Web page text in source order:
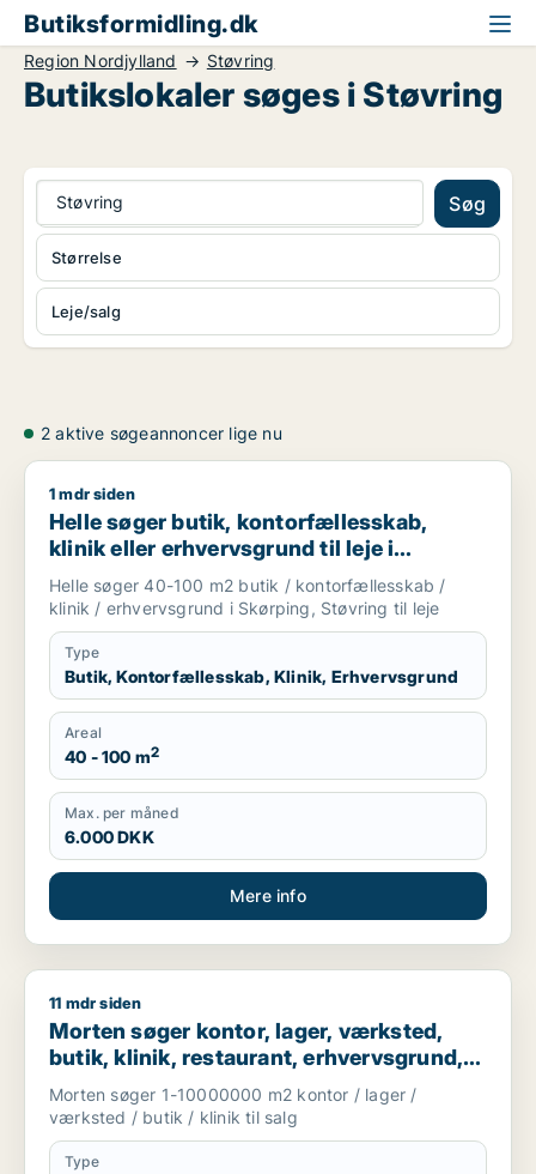
Butiksformidling.dk
Region Nordjylland Støvring
Butikslokaler søges i Støvring
Støvring Søg
Leje/salg
Størrelse
2 aktive søgeannoncer lige nu
Helle søger butik, kontorfællesskab, klinik eller
1 mdr siden
Helle søger butik, kontorfællesskab,
klinik eller erhvervsgrund til leje i
Skørping eller Støvring
Helle søger 40-100 m2 butik / kontorfællesskab /
klinik / erhvervsgrund i Skørping, Støvring til leje
Type
Butik, Kontorfællesskab, Klinik, Erhvervsgrund
Areal
40 - 100 m2
Max. per måned
6.000 DKK
Mere info
Morten søger kontor, lager, værksted, butik, klinik,
11 mdr siden
Morten søger kontor, lager, værksted,
butik, klinik, restaurant, erhvervsgrund,
boligudlejningsejendom, hotel eller
produktionslokaler til salg i Region
Nordjylland
Morten søger 1-10000000 m2 kontor / lager /
værksted / butik / klinik til salg
Type